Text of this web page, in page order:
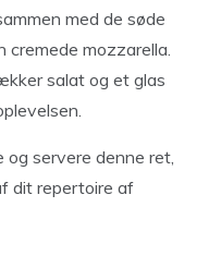
med de søde
cremede mozzarella.
salat og et glas
og servere denne ret,
dit repertoire af